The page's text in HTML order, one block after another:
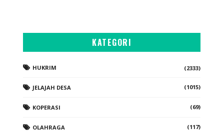
KATEGORI
HUKRIM (2333)
JELAJAH DESA (1015)
KOPERASI (69)
OLAHRAGA (117)